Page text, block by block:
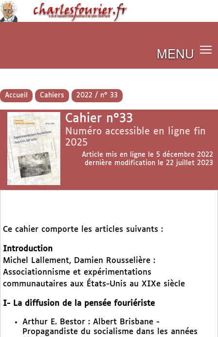
MENU
Accueil Cahiers 2022 / n° 33
Cahier n°33
Numéro accessible en ligne fin
2025
Article mis en ligne le 5 décembre 2022
dernière modification le 22 juillet 2023
Ce cahier comporte les articles suivants :
Introduction
Michel Lallement, Damien Rousselière :
Associationnisme et expérimentations
communautaires aux États-Unis au XIXe siècle
I- La diffusion de la pensée fouriériste
Arthur E. Bestor : Albert Brisbane -
Propagandiste du socialisme dans les années